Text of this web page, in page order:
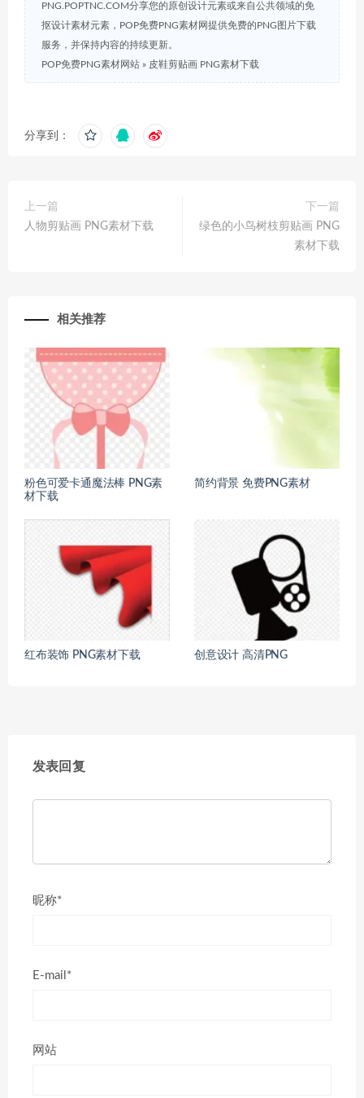
PNG.POPTNC.COM分享您的原创设计元素或来自公共领域的免
抠设计素材元素，POP免费PNG素材网提供免费的PNG图片下载
服务，并保持内容的持续更新。
POP免费PNG素材网站 » 皮鞋剪贴画 PNG素材下载
分享到：
上一篇
人物剪贴画 PNG素材下载
下一篇
绿色的小鸟树枝剪贴画 PNG
素材下载
相关推荐
粉色可爱卡通魔法棒 PNG素
材下载
简约背景 免费PNG素材
红布装饰 PNG素材下载 创意设计 高清PNG
发表回复
昵称*
E-mail*
网站